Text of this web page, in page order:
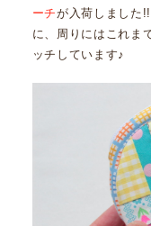
ーチが入荷しました
に、周りにはこれま
ッチしています♪